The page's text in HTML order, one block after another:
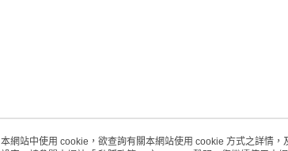
本網站中使用 cookie，欲查詢有關本網站使用 cookie 方式之詳情